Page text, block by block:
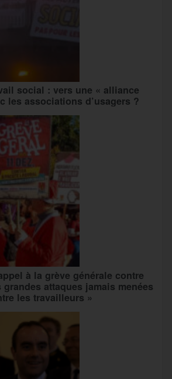
social : vers une « alliance
les associations d’usagers ?
à la grève générale contre
grandes attaques jamais menées
les travailleurs »